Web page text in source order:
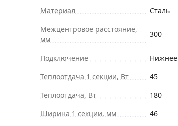
Материал
Сталь
Межцентровое расстояние,
мм
300
Подключение
Нижнее
Теплоотдача 1 секции, Вт
45
Теплоотдача, Вт
180
Ширина 1 секции, мм
46